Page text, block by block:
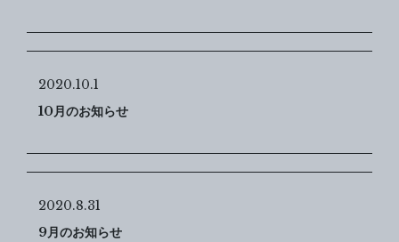
2020.10.1
10月のお知らせ
2020.8.31
9月のお知らせ